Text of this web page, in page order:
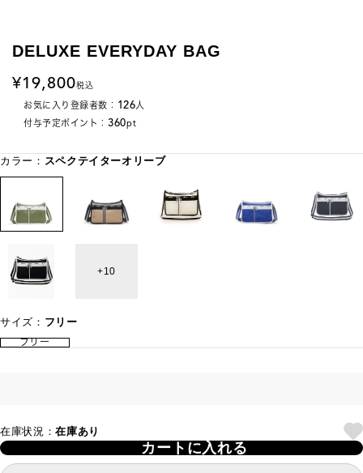
DELUXE EVERYDAY BAG
19,800税込
お気に入り登録者数： 126人
付与予定ポイント： 360pt
カラー： スペクテイターオリーブ
10
サイズ： フリー
フリー
在庫状況：在庫あり
カートに入れる